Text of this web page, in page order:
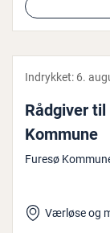
Indrykket: 6.
Rådgiver
Kommune
Furesø
Værløse og